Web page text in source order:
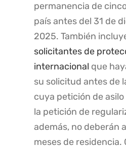
permanencia de
país antes del 31 de
2025. También
solicitantes de
internacional que
su solicitud antes de
cuya petición de
la petición de
además, no deberán
meses de residencia.